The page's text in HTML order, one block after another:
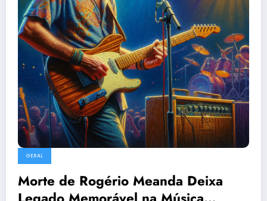
GERAL
Morte de Rogério Meanda Deixa